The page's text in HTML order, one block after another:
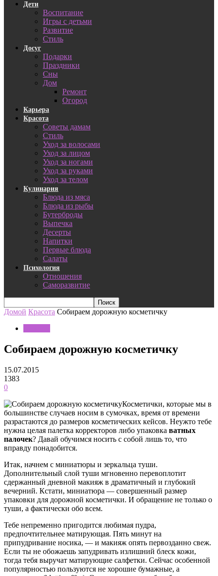
Дети
Воспитание
Игры с детьми
Развитие
Стиль
Досуг
Подарки
Праздники
Сны
Дом
Ремонт
Огород
Карьера
Красота
Советы дамам
Стиль
Уход за волосами
Уход за лицом
Уход за ногами
Уход за руками
Уход за телом
Кулинария
Блюда из мяса
Блюда из рыбы
Бутерброды
Выпечка
Десерты
Напитки
Первые блюда
Салаты
Психология
Отношения
Саморазвитие
Домой Красота Собираем дорожную косметичку
Собираем дорожную косметичку
15.07.2015
1383
0
Косметички, которые мы в
большинстве случаев носим в сумочках, время от времени
разрастаются до размеров косметических кейсов. Неужто тебе
нужна целая палетка корректоров либо упаковка ватных
палочек? Давай обучимся носить с собой лишь то, что
вправду понадобится.
Итак, начнем с миниатюры и зеркальца туши.
Дополнительный слой туши мгновенно перевоплотит
сдержанный дневной макияж в драматичный и глубокий
вечерний. Кстати, миниатюра — совершенный размер
упаковки для дорожной косметички. И обращение не только о
туши, а фактически обо всем.
Тебе непременно пригодится любимая пудра,
предпочтительнее матирующая. Пять минут на
припудривание носика, — и макияж опять первозданно свеж.
Если ты не обожаешь запудривать излишний блеск кожи,
тогда тебя выручат матирующие салфетки. Сейчас особенной
популярностью пользуются не хорошие бумажные, а